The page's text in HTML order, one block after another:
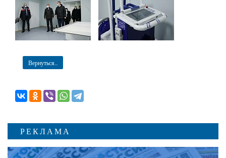
Вернуться...
РЕКЛАМА